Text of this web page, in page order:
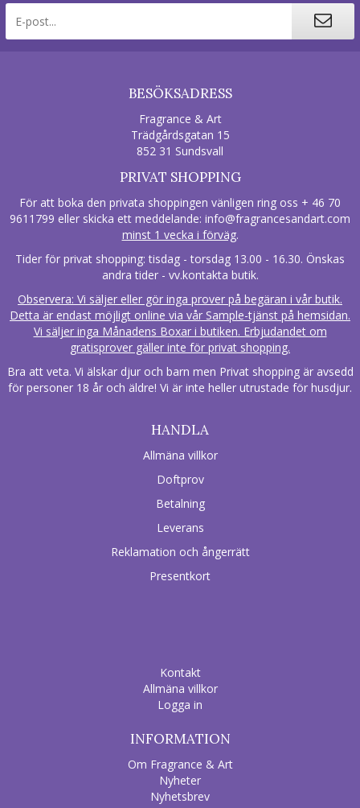
BESÖKSADRESS
Fragrance & Art
Trädgårdsgatan 15
852 31 Sundsvall
PRIVAT SHOPPING
För att boka den privata shoppingen vänligen ring oss + 46 70
9611799 eller skicka ett meddelande: info@fragrancesandart.com
minst 1 vecka i förväg.
Tider för privat shopping: tisdag - torsdag 13.00 - 16.30. Önskas
andra tider - vv.kontakta butik.
Observera: Vi säljer eller gör inga prover på begäran i vår butik.
Detta är endast möjligt online via vår Sample-tjänst på hemsidan.
Vi säljer inga Månadens Boxar i butiken. Erbjudandet om
gratisprover gäller inte för privat shopping.
Bra att veta. Vi älskar djur och barn men Privat shopping är avsedd
för personer 18 år och äldre! Vi är inte heller utrustade för husdjur.
HANDLA
Allmäna villkor
Doftprov
Betalning
Leverans
Reklamation och ångerrätt
Presentkort
Kontakt
Allmäna villkor
Logga in
INFORMATION
Om Fragrance & Art
Nyheter
Nyhetsbrev